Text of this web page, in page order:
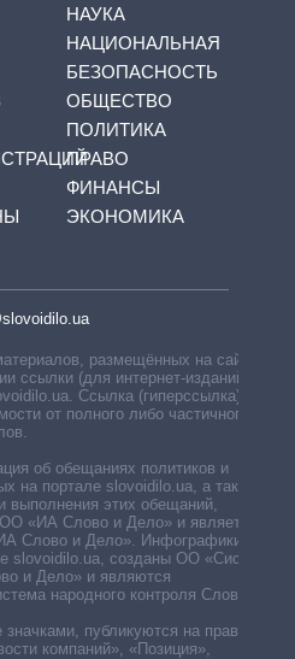
НАУКА
НАЦИОНАЛЬНАЯ
БЕЗОПАСНОСТЬ
ОБЩЕСТВО
ПОЛИТИКА
ПРАВО
ФИНАНСЫ
ЭКОНОМИКА
размещённых на сайте,
ссылки (для интернет-изданий —
Ссылка (гиперссылка)
от полного либо частичного
об обещаниях политиков и
на портале slovoidilo.ua, а также
выполнения этих обещаний,
«ИА Слово и Дело» и является
Слово и Дело». Инфографики,
slovoidilo.ua, созданы ОО «Система
и Дело» и являются
народного контроля Слово и
публикуются на правах
компаний», «Позиция»,